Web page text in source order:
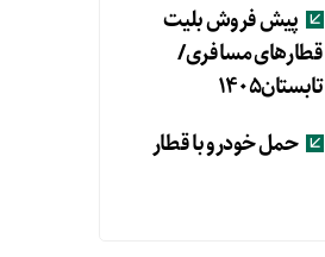
پیش فروش بلیت
قطارهای مسافری/
تابستان۱۴۰۵
حمل خودرو با قطار